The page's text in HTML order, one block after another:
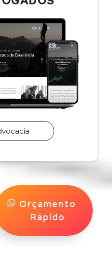
Orçamento
Rápido